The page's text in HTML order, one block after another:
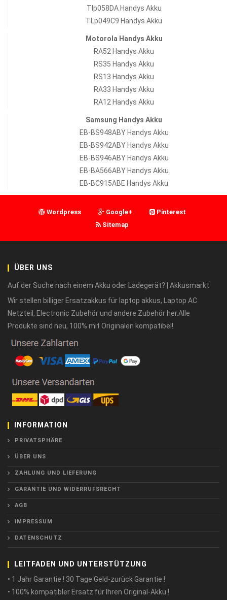
Tlp058DA Handys Akku
TLp049C9 Handys Akku
Motorola Handys Akku
RA52 Handys Akku
RS35 Handys Akku
RS13 Handys Akku
RA33 Handys Akku
RA12 Handys Akku
Samsung Handys Akku
EB-BS948ABY Handys Akku
EB-BS942ABY Handys Akku
EB-BS946ABY Handys Akku
EB-BA566ABY Handys Akku
EB-BC915ABE Handys Akku
Wordpress Google+
Pinterest
Sitemap
ÜBER UNS
Auf der Suche nach einem Akku oder Ladegerät? | Akkusmarkt
Wir stellen billiger Ersatzakkus für laptop akkus, Laptop AC
Netzteil, Electronic Zubehör und andere Zubehör her.Alle
Produkte sind neu, 100% mit Originalen kompatibel!
INFORMATION
PRIVATSPHÄRE
ÜBER UNS
ZAHLUNG UND LIEFERUNG
GARANTIE UND WIDERRUFSRECHT
AGB
IMPRESSUM
DATENSCHUTZ
LEITFADEN UND UNTERSTÜTZUNG
• 1 Jahr Garantie ! 30 Tage Geld-zurück Garantie !
• 100% kompatibler Ersatz für Ihren Original-Akku !